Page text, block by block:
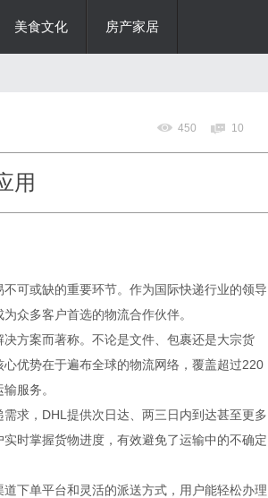
美食文化 房产家居
450 10
用
可或缺的重要环节。作为国际快递行业的领导
众多客户首选的物流合作伙伴。
方案而著称。不论是文件、包裹还是大宗货
优势在于遍布全球的物流网络，覆盖超过220
服务。
求，DHL提供次日达、两三日内到达甚至更多
时掌握货物进度，有效避免了运输中的不确定
下单平台和灵活的派送方式，用户能轻松办理